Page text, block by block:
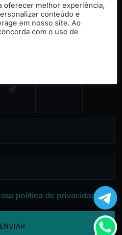
política de privacidade
ENVIAR
oferecer melhor experiência,
conteúdo e
em nosso site. Ao
com o uso de